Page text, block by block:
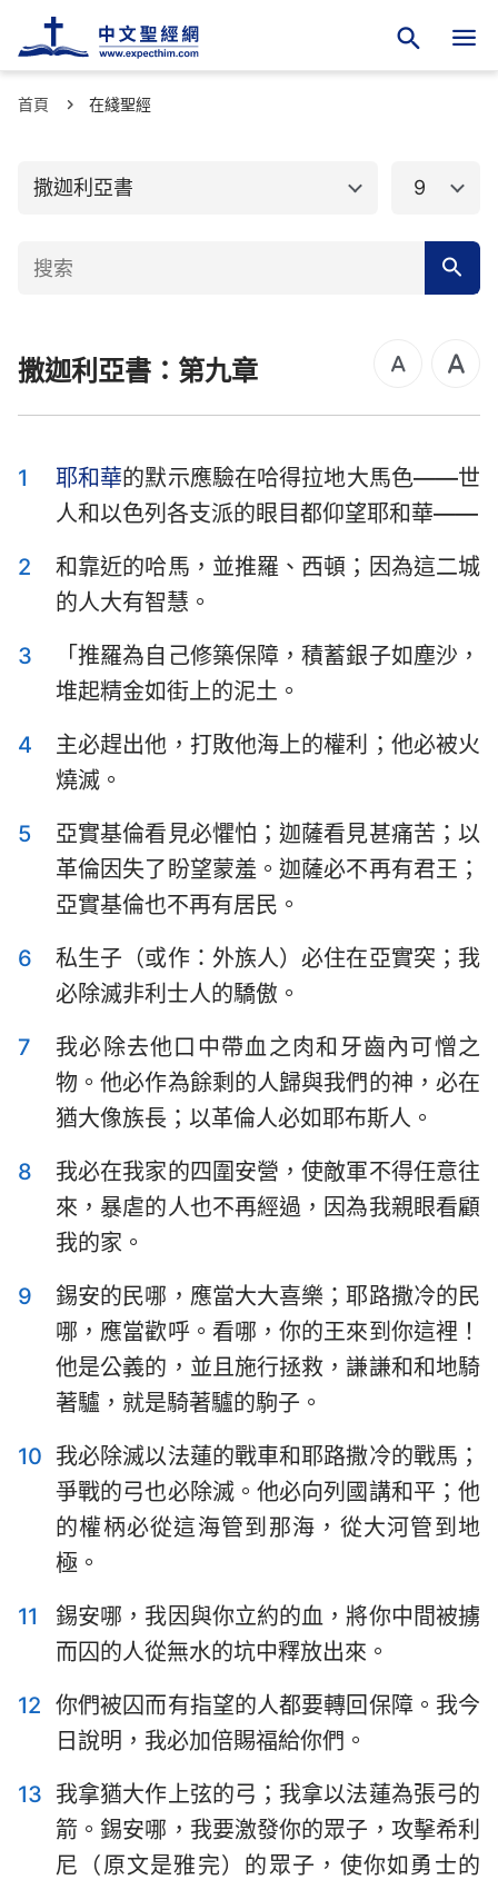
首頁 在綫聖經
撒迦利亞書
舊約聖經
創世記
申命記
撒母耳記上
歷代志上 歷代志下
以斯拉記 尼希米記
以斯帖記 約伯記
傳道書 雅歌
耶利米哀歌
但以理書 何西阿書
約珥書 阿摩司書
俄巴底亞書 約拿書
彌迦書 那鴻書
哈該書 撒迦利亞書
瑪拉基書
9
1 2 3 4 5 6
7
8
9 10 11 12 13 14
撒迦利亞書：第九章
1 耶和華的默示應驗在哈得拉地大馬色——世
人和以色列各支派的眼目都仰望耶和華——
2
和靠近的哈馬，並推羅、西頓；因為這二城
的人大有智慧。
3
「推羅為自己修築保障，積蓄銀子如塵沙，
堆起精金如街上的泥土。
4
主必趕出他，打敗他海上的權利；他必被火
燒滅。
5
亞實基倫看見必懼怕；迦薩看見甚痛苦；以
革倫因失了盼望蒙羞。迦薩必不再有君王；
亞實基倫也不再有居民。
6
私生子（或作：外族人）必住在亞實突；我
必除滅非利士人的驕傲。
7
我必除去他口中帶血之肉和牙齒內可憎之
物。他必作為餘剩的人歸與我們的神，必在
猶大像族長；以革倫人必如耶布斯人。
8
我必在我家的四圍安營，使敵軍不得任意往
來，暴虐的人也不再經過，因為我親眼看顧
我的家。
9
錫安的民哪，應當大大喜樂；耶路撒冷的民
哪，應當歡呼。看哪，你的王來到你這裡！
他是公義的，並且施行拯救，謙謙和和地騎
著驢，就是騎著驢的駒子。
10 我必除滅以法蓮的戰車和耶路撒冷的戰馬；
爭戰的弓也必除滅。他必向列國講和平；他
的權柄必從這海管到那海，從大河管到地
極。
11
錫安哪，我因與你立約的血，將你中間被擄
而囚的人從無水的坑中釋放出來。
12 你們被囚而有指望的人都要轉回保障。我今
日說明，我必加倍賜福給你們。
13 我拿猶大作上弦的弓；我拿以法蓮為張弓的
箭。錫安哪，我要激發你的眾子，攻擊希利
尼（原文是雅完）的眾子，使你如勇士的